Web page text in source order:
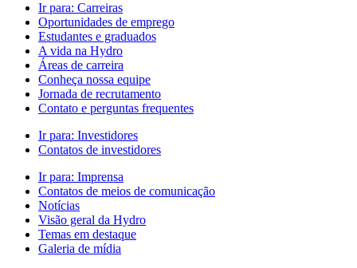
Ir para: Carreiras
Oportunidades de emprego
Estudantes e graduados
A vida na Hydro
Áreas de carreira
Conheça nossa equipe
Jornada de recrutamento
Contato e perguntas frequentes
Ir para: Investidores
Contatos de investidores
Ir para: Imprensa
Contatos de meios de comunicação
Notícias
Visão geral da Hydro
Temas em destaque
Galeria de mídia